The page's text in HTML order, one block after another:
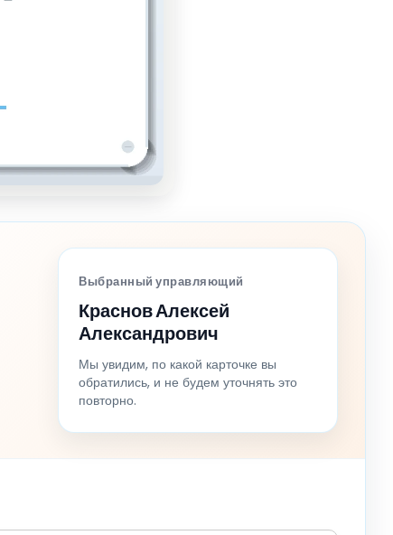
Выбранный управляющий
Краснов Алексей
Александрович
Мы увидим, по какой карточке вы
обратились, и не будем уточнять это
повторно.